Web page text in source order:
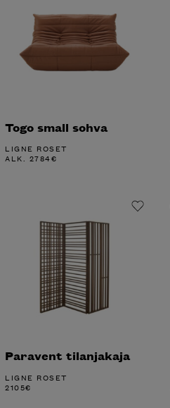
Togo small sohva
LIGNE ROSET
ALK. 2784€
Paravent tilanjakaja
LIGNE ROSET
2105€